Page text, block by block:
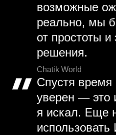
возможные
реально, мы
от простоты и
решения.
Chatik World
Спустя время
уверен — это
я искал. Еще